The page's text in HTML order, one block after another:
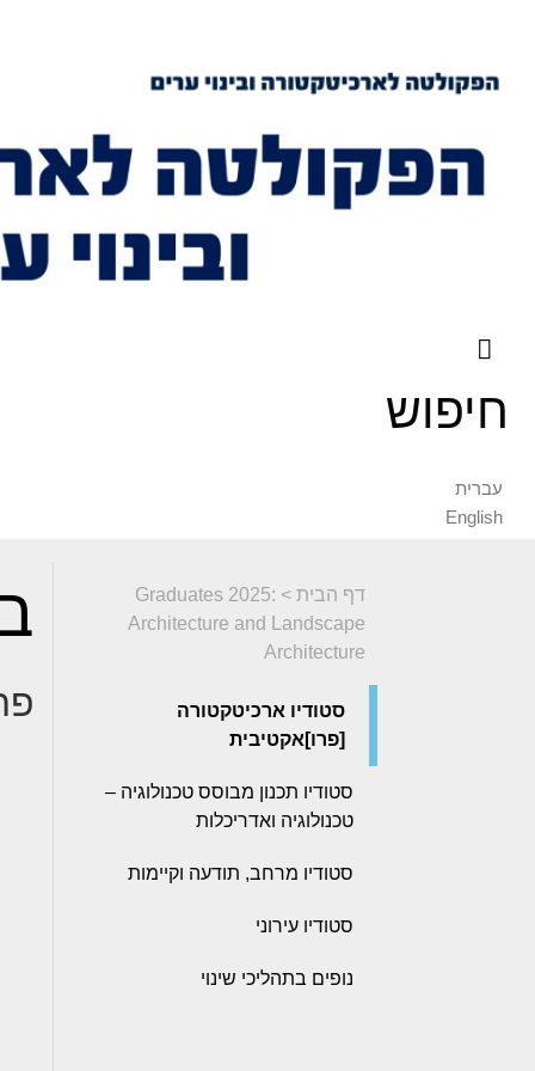
חיפוש
עברית
English
דף הבית >
Graduates 2025:
Architecture and Landscape
Architecture
סטודיו ארכיטקטורה
[פרו]אקטיבית
סטודיו תכנון מבוסס טכנולוגיה –
טכנולוגיה ואדריכלות
סטודיו מרחב, תודעה וקיימות
סטודיו עירוני
נופים בתהליכי שינוי